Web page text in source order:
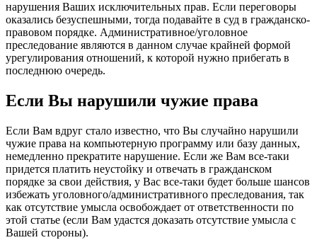
нарушения Ваших исключительных прав. Если переговоры
оказались безуспешными, тогда подавайте в суд в гражданско-
правовом порядке. Административное/уголовное
преследование являются в данном случае крайней формой
урегулирования отношений, к которой нужно прибегать в
последнюю очередь.
Если Вы нарушили чужие права
Если Вам вдруг стало известно, что Вы случайно нарушили
чужие права на компьютерную программу или базу данных,
немедленно прекратите нарушение. Если же Вам все-таки
придется платить неустойку и отвечать в гражданском
порядке за свои действия, у Вас все-таки будет больше шансов
избежать уголовного/административного преследования, так
как отсутствие умысла освобождает от ответственности по
этой статье (если Вам удастся доказать отсутствие умысла с
Вашей стороны).